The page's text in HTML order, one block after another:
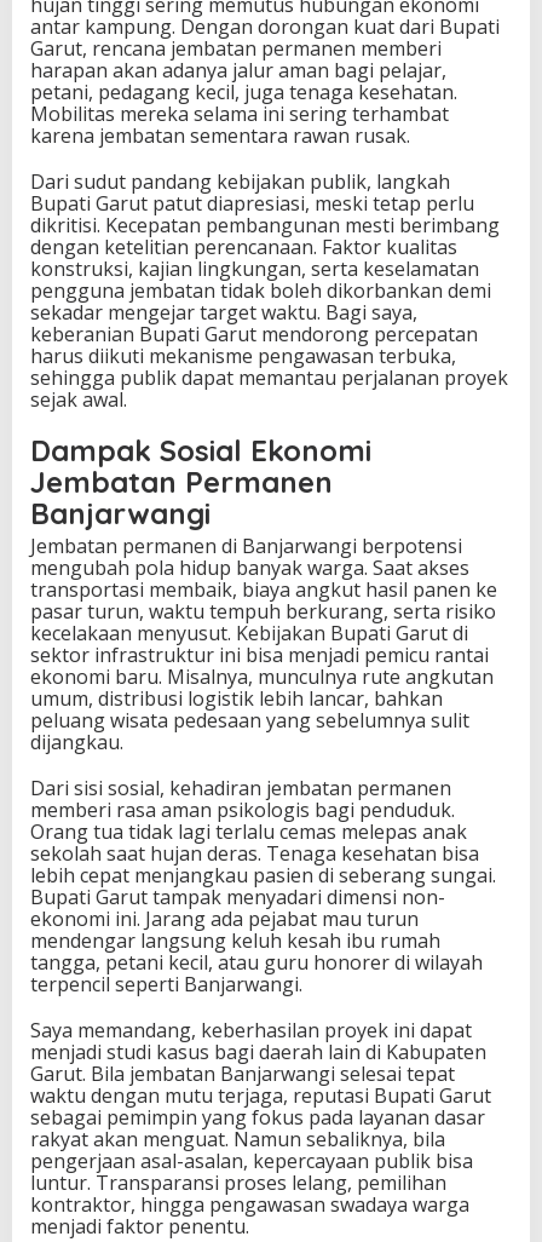
antar kampung. Dengan dorongan kuat dari Bupati
Garut, rencana jembatan permanen memberi
harapan akan adanya jalur aman bagi pelajar,
petani, pedagang kecil, juga tenaga kesehatan.
Mobilitas mereka selama ini sering terhambat
karena jembatan sementara rawan rusak.
Dari sudut pandang kebijakan publik, langkah
Bupati Garut patut diapresiasi, meski tetap perlu
dikritisi. Kecepatan pembangunan mesti berimbang
dengan ketelitian perencanaan. Faktor kualitas
konstruksi, kajian lingkungan, serta keselamatan
pengguna jembatan tidak boleh dikorbankan demi
sekadar mengejar target waktu. Bagi saya,
keberanian Bupati Garut mendorong percepatan
harus diikuti mekanisme pengawasan terbuka,
sehingga publik dapat memantau perjalanan proyek
sejak awal.
Dampak Sosial Ekonomi
Jembatan Permanen
Banjarwangi
Jembatan permanen di Banjarwangi berpotensi
mengubah pola hidup banyak warga. Saat akses
transportasi membaik, biaya angkut hasil panen ke
pasar turun, waktu tempuh berkurang, serta risiko
kecelakaan menyusut. Kebijakan Bupati Garut di
sektor infrastruktur ini bisa menjadi pemicu rantai
ekonomi baru. Misalnya, munculnya rute angkutan
umum, distribusi logistik lebih lancar, bahkan
peluang wisata pedesaan yang sebelumnya sulit
dijangkau.
Dari sisi sosial, kehadiran jembatan permanen
memberi rasa aman psikologis bagi penduduk.
Orang tua tidak lagi terlalu cemas melepas anak
sekolah saat hujan deras. Tenaga kesehatan bisa
lebih cepat menjangkau pasien di seberang sungai.
Bupati Garut tampak menyadari dimensi non-
ekonomi ini. Jarang ada pejabat mau turun
mendengar langsung keluh kesah ibu rumah
tangga, petani kecil, atau guru honorer di wilayah
terpencil seperti Banjarwangi.
Saya memandang, keberhasilan proyek ini dapat
menjadi studi kasus bagi daerah lain di Kabupaten
Garut. Bila jembatan Banjarwangi selesai tepat
waktu dengan mutu terjaga, reputasi Bupati Garut
sebagai pemimpin yang fokus pada layanan dasar
rakyat akan menguat. Namun sebaliknya, bila
pengerjaan asal-asalan, kepercayaan publik bisa
luntur. Transparansi proses lelang, pemilihan
kontraktor, hingga pengawasan swadaya warga
menjadi faktor penentu.